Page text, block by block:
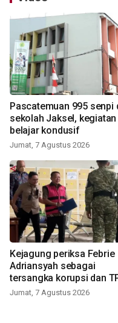
Pascatemuan 995 senpi
sekolah Jaksel, kegiatan
belajar kondusif
Jumat, 7 Agustus 2026
Kejagung periksa Febrie
Adriansyah sebagai
tersangka korupsi dan
Jumat, 7 Agustus 2026